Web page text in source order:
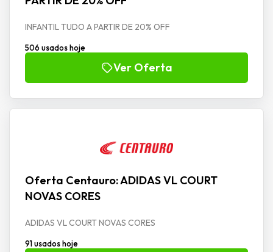
INFANTIL TUDO A PARTIR DE 20% OFF
506 usados hoje
Ver Oferta
Oferta Centauro: ADIDAS VL COURT
NOVAS CORES
ADIDAS VL COURT NOVAS CORES
91 usados hoje